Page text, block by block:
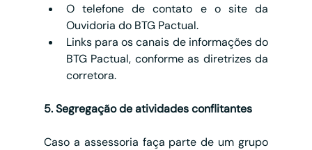
O telefone de contato e o site da
Ouvidoria do BTG Pactual.
Links para os canais de informações do
BTG Pactual, conforme as diretrizes da
corretora.
5. Segregação de atividades conflitantes
Caso a assessoria faça parte de um grupo